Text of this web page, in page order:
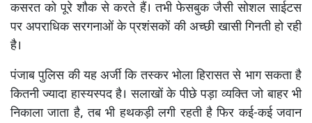
कसरत को पूरे शौक से करते हैं। तभी फेसबुक जैसी सोशल साईटस
पर अपराधिक सरगनाओं के प्रशंसकों की अच्छी खासी गिनती हो रही
है।
पंजाब पुलिस की यह अर्जी कि तस्कर भोला हिरासत से भाग सकता है
कितनी ज्यादा हास्यस्पद है। सलाखों के पीछे पड़ा व्यक्ति जो बाहर भी
निकाला जाता है, तब भी हथकड़ी लगी रहती है फिर कई-कई जवान